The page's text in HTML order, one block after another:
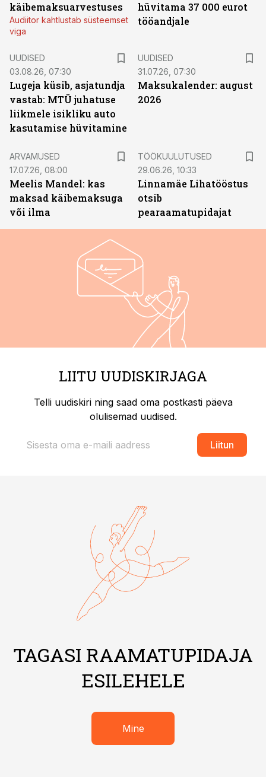
käibemaksuarvestuses
Audiitor kahtlustab süsteemset
viga
hüvitama 37 000 eurot
tööandjale
UUDISED
03.08.26, 07:30
Lugeja küsib, asjatundja
vastab: MTÜ juhatuse
liikmele isikliku auto
kasutamise hüvitamine
UUDISED
31.07.26, 07:30
Maksukalender: august
2026
ARVAMUSED
17.07.26, 08:00
Meelis Mandel: kas
maksad käibemaksuga
või ilma
TÖÖKUULUTUSED
29.06.26, 10:33
Linnamäe Lihatööstus
otsib
pearaamatupidajat
LIITU UUDISKIRJAGA
Telli uudiskiri ning saad oma postkasti päeva
olulisemad uudised.
Liitun
TAGASI RAAMATUPIDAJA
ESILEHELE
Mine